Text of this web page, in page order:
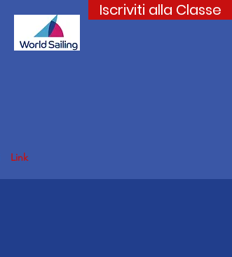
Iscriviti alla Classe
Link